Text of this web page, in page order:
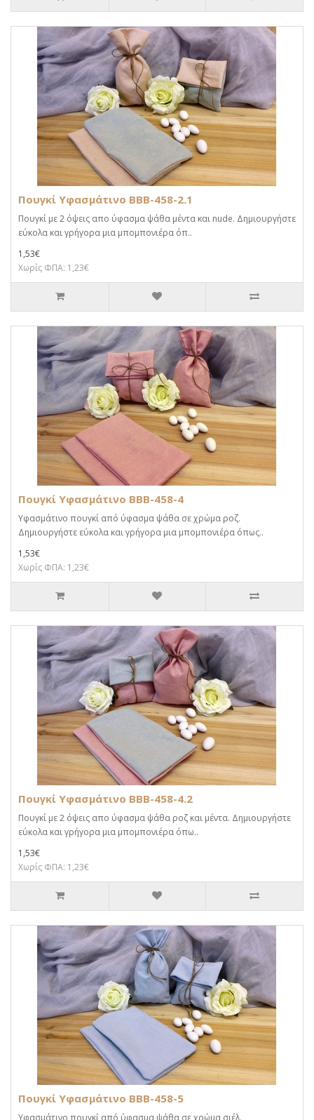
Πουγκί Υφασμάτινο BBB-458-2.1
Πουγκί με 2 όψεις απο ύφασμα ψάθα μέντα και nude. Δημιουργήστε
εύκολα και γρήγορα μια μπομπονιέρα όπ..
1,53€
Χωρίς ΦΠΑ: 1,23€
Πουγκί Υφασμάτινο BBB-458-4
Υφασμάτινο πουγκί από ύφασμα ψάθα σε χρώμα ροζ.
Δημιουργήστε εύκολα και γρήγορα μια μπομπονιέρα όπως..
1,53€
Χωρίς ΦΠΑ: 1,23€
Πουγκί Υφασμάτινο BBB-458-4.2
Πουγκί με 2 όψεις απο ύφασμα ψάθα ροζ και μέντα. Δημιουργήστε
εύκολα και γρήγορα μια μπομπονιέρα όπω..
1,53€
Χωρίς ΦΠΑ: 1,23€
Πουγκί Υφασμάτινο BBB-458-5
Υφασμάτινο πουγκί από ύφασμα ψάθα σε χρώμα σιέλ.